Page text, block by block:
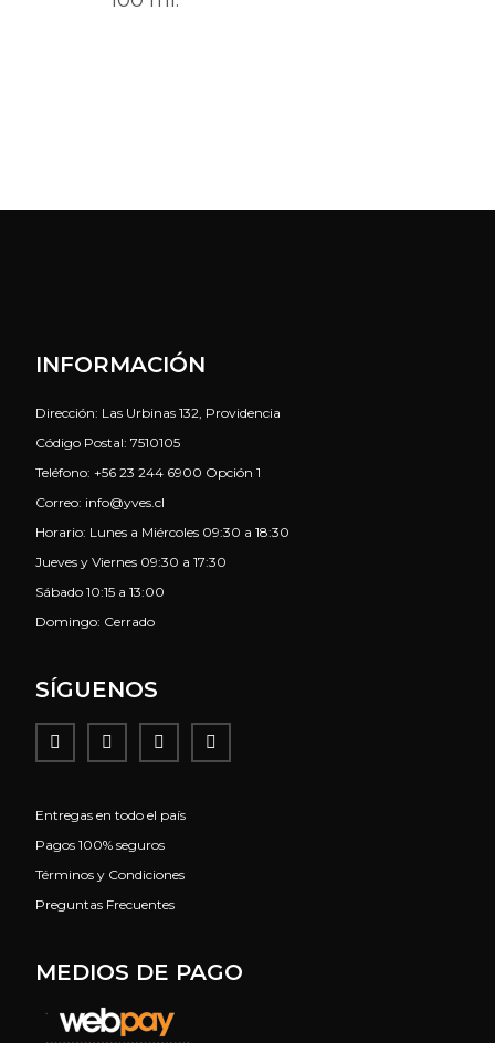
INFORMACIÓN
Dirección: Las Urbinas 132, Providencia
Código Postal: 7510105
Teléfono: +56 23 244 6900 Opción 1
Correo: info@yves.cl
Horario: Lunes a Miércoles 09:30 a 18:30
Jueves y Viernes 09:30 a 17:30
Sábado 10:15 a 13:00
Domingo: Cerrado
SÍGUENOS
Entregas en todo el país
Pagos 100% seguros
Términos y Condiciones
Preguntas Frecuentes
MEDIOS DE PAGO